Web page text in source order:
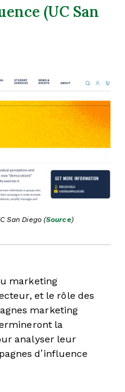
(UC San
San Diego (Source)
marketing
et le rôle des
marketing
la
analyser leur
d’influence